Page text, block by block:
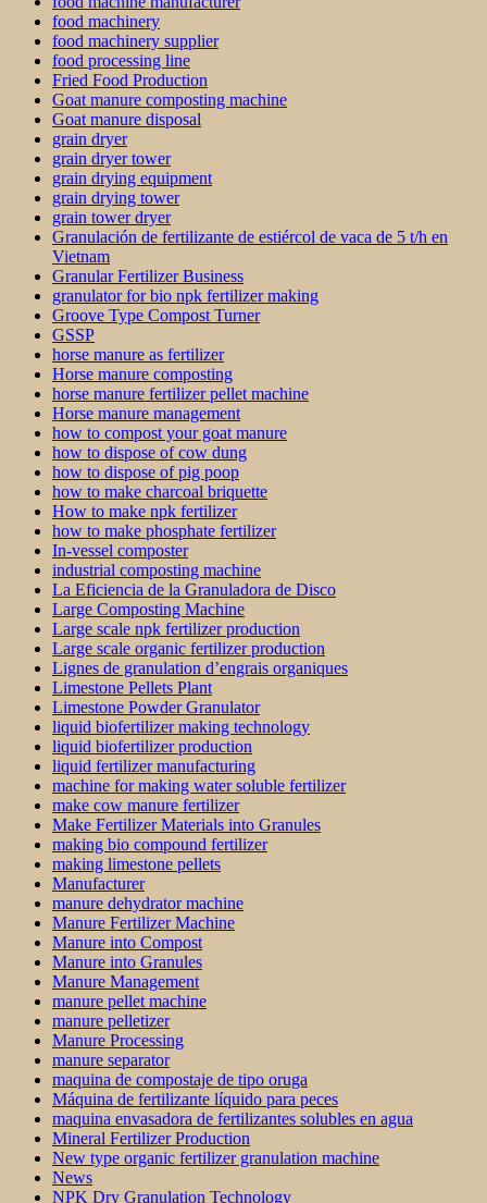
food machinery
food machinery supplier
food processing line
Fried Food Production
Goat manure composting machine
Goat manure disposal
grain dryer
grain dryer tower
grain drying equipment
grain drying tower
grain tower dryer
Granulación de fertilizante de estiércol de vaca de 5 t/h en
Vietnam
Granular Fertilizer Business
granulator for bio npk fertilizer making
Groove Type Compost Turner
GSSP
horse manure as fertilizer
Horse manure composting
horse manure fertilizer pellet machine
Horse manure management
how to compost your goat manure
how to dispose of cow dung
how to dispose of pig poop
how to make charcoal briquette
How to make npk fertilizer
how to make phosphate fertilizer
In-vessel composter
industrial composting machine
La Eficiencia de la Granuladora de Disco
Large Composting Machine
Large scale npk fertilizer production
Large scale organic fertilizer production
Lignes de granulation d’engrais organiques
Limestone Pellets Plant
Limestone Powder Granulator
liquid biofertilizer making technology
liquid biofertilizer production
liquid fertilizer manufacturing
machine for making water soluble fertilizer
make cow manure fertilizer
Make Fertilizer Materials into Granules
making bio compound fertilizer
making limestone pellets
Manufacturer
manure dehydrator machine
Manure Fertilizer Machine
Manure into Compost
Manure into Granules
Manure Management
manure pellet machine
manure pelletizer
Manure Processing
manure separator
maquina de compostaje de tipo oruga
Máquina de fertilizante líquido para peces
maquina envasadora de fertilizantes solubles en agua
Mineral Fertilizer Production
New type organic fertilizer granulation machine
News
NPK Dry Granulation Technology